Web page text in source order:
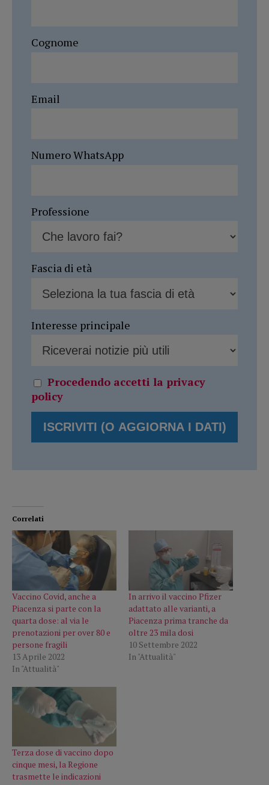
Cognome
Email
Numero WhatsApp
Professione
Fascia di età
Interesse principale
Procedendo accetti la privacy
policy
Correlati
Vaccino Covid, anche a
Piacenza si parte con la
quarta dose: al via le
prenotazioni per over 80 e
persone fragili
13 Aprile 2022
In "Attualità"
In arrivo il vaccino Pfizer
adattato alle varianti, a
Piacenza prima tranche da
oltre 23 mila dosi
10 Settembre 2022
In "Attualità"
Terza dose di vaccino dopo
cinque mesi, la Regione
trasmette le indicazioni